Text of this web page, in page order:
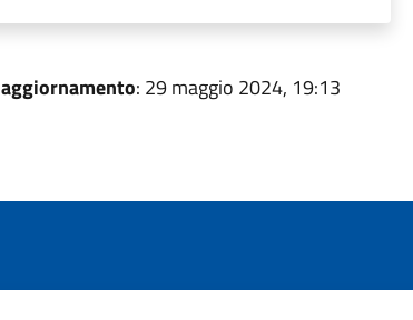
: 29 maggio 2024, 19:13